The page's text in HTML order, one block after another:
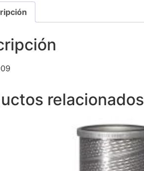
relacionados